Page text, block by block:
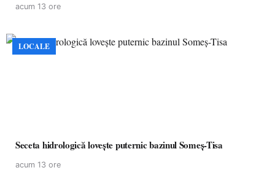
acum 13 ore
LOCALE
Seceta hidrologică lovește puternic bazinul Someș-Tisa
acum 13 ore